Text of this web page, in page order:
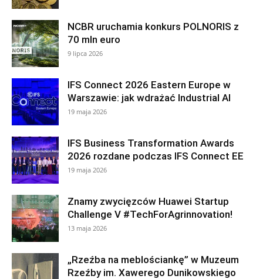
NCBR uruchamia konkurs POLNORIS z
70 mln euro
9 lipca 2026
IFS Connect 2026 Eastern Europe w
Warszawie: jak wdrażać Industrial AI
19 maja 2026
IFS Business Transformation Awards
2026 rozdane podczas IFS Connect EE
19 maja 2026
Znamy zwycięzców Huawei Startup
Challenge V #TechForAgrinnovation!
13 maja 2026
„Rzeźba na meblościankę” w Muzeum
Rzeźby im. Xawerego Dunikowskiego